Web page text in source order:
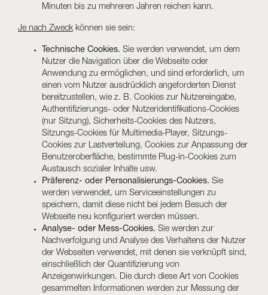
Minuten bis zu mehreren Jahren reichen kann.
Je nach Zweck können sie sein:
Technische Cookies. Sie werden verwendet, um dem
Nutzer die Navigation über die Webseite oder
Anwendung zu ermöglichen, und sind erforderlich, um
einen vom Nutzer ausdrücklich angeforderten Dienst
bereitzustellen, wie z. B. Cookies zur Nutzereingabe,
Authentifizierungs- oder Nutzeridentifikations-Cookies
(nur Sitzung), Sicherheits-Cookies des Nutzers,
Sitzungs-Cookies für Multimedia-Player, Sitzungs-
Cookies zur Lastverteilung, Cookies zur Anpassung der
Benutzeroberfläche, bestimmte Plug-in-Cookies zum
Austausch sozialer Inhalte usw.
Präferenz- oder Personalisierungs-Cookies. Sie
werden verwendet, um Serviceeinstellungen zu
speichern, damit diese nicht bei jedem Besuch der
Webseite neu konfiguriert werden müssen.
Analyse- oder Mess-Cookies. Sie werden zur
Nachverfolgung und Analyse des Verhaltens der Nutzer
der Webseiten verwendet, mit denen sie verknüpft sind,
einschließlich der Quantifizierung von
Anzeigenwirkungen. Die durch diese Art von Cookies
gesammelten Informationen werden zur Messung der